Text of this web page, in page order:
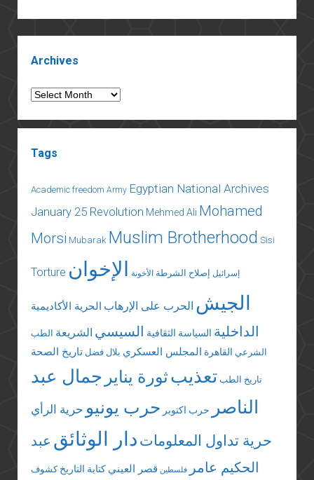
Archives
Archives
Tags
Academic freedom Army Egyptian National Archives
January 25 Revolution Mehmed Ali Mohamed
Morsi Mubarak Muslim Brotherhood Sisi
Torture إسرائيل إصلاح الشرطة الأخونة الإخوان
الجيش الحرب على الإرهاب الحرية الأكاديمية
الداخلية السياسة الثقافية السيسي الشريعة الطب
الشرعي القاهرة المجلس العسكري بلال فضل تاريخ الصحة
تاريخ الطب تعذيبثورة يناير جمال عبد
الناصر
حرب اكتوبر حرب يونيو حرية الرأي
حرية تداول المعلومات دار الوثائق عبد
الحكيم عامر
فلسطين قصر العيني كتابة التاريخ كشوف